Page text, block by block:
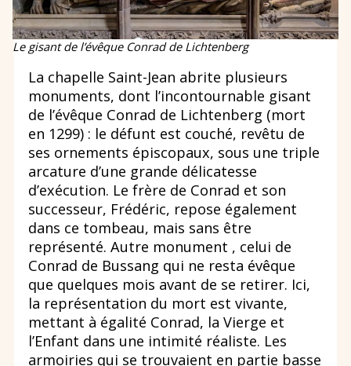
Le gisant de l’évêque Conrad de Lichtenberg
La chapelle Saint-Jean abrite plusieurs
monuments, dont l’incontournable gisant
de l’évêque Conrad de Lichtenberg (mort
en 1299) : le défunt est couché, revêtu de
ses ornements épiscopaux, sous une triple
arcature d’une grande délicatesse
d’exécution. Le frère de Conrad et son
successeur, Frédéric, repose également
dans ce tombeau, mais sans être
représenté. Autre monument , celui de
Conrad de Bussang qui ne resta évêque
que quelques mois avant de se retirer. Ici,
la représentation du mort est vivante,
mettant à égalité Conrad, la Vierge et
l’Enfant dans une intimité réaliste. Les
armoiries qui se trouvaient en partie basse